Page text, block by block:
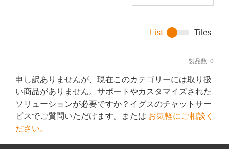
製品数: 0
List Tiles
申し訳ありませんが、現在このカテゴリーには取り扱
い商品がありません。サポートやカスタマイズされた
ソリューションが必要ですか？イグスのチャットサー
ビスでご質問いただけます。または お気軽にご相談く
ださい。